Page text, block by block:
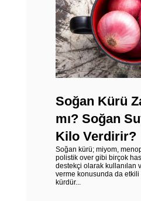
Soğan Kürü
mı? Soğan
Kilo Verdirir?
Soğan kürü; miyom,
polistik over gibi birçok
destekçi olarak kullanılan
verme konusunda da
kürdür...